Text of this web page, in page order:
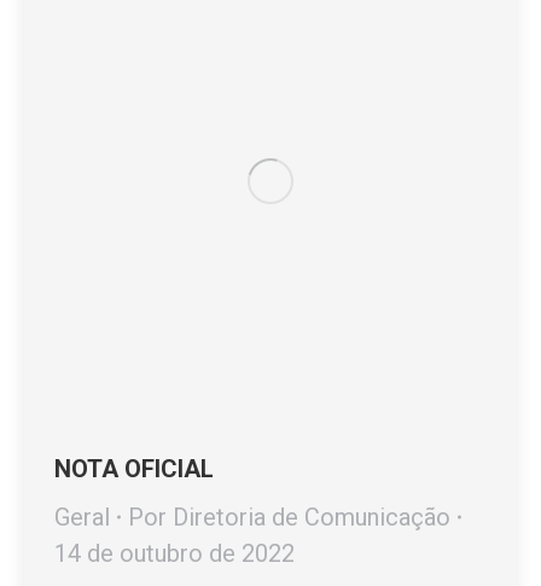
NOTA OFICIAL
Geral
Por Diretoria de Comunicação
14 de outubro de 2022